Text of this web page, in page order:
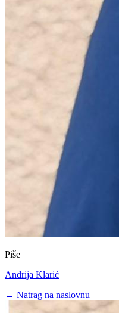
Piše
Andrija Klarić
← Natrag na naslovnu